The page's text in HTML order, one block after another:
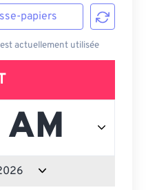
papiers
actuellement utilisée